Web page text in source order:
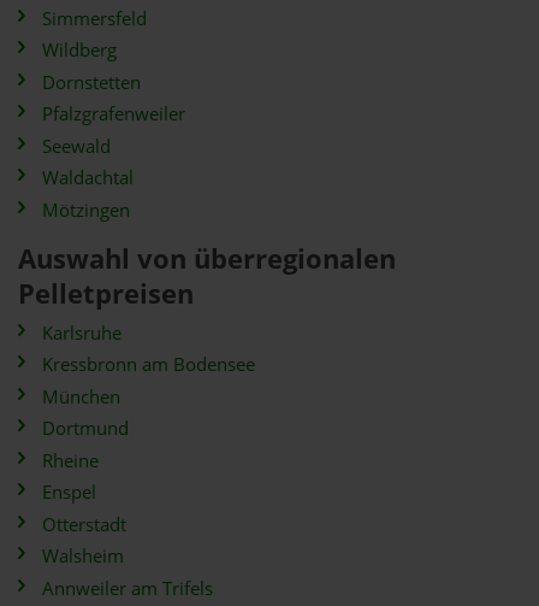
Simmersfeld
Wildberg
Dornstetten
Pfalzgrafenweiler
Seewald
Waldachtal
Mötzingen
Auswahl von überregionalen
Pelletpreisen
Karlsruhe
Kressbronn am Bodensee
München
Dortmund
Rheine
Enspel
Otterstadt
Walsheim
Annweiler am Trifels